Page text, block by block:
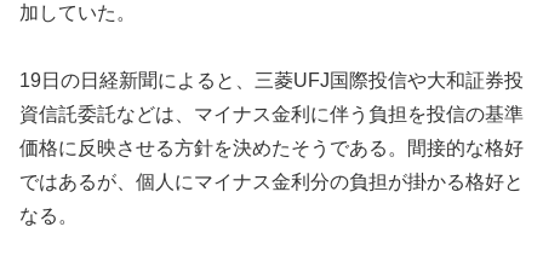
加していた。
19日の日経新聞によると、三菱UFJ国際投信や大和証券投
資信託委託などは、マイナス金利に伴う負担を投信の基準
価格に反映させる方針を決めたそうである。間接的な格好
ではあるが、個人にマイナス金利分の負担が掛かる格好と
なる。